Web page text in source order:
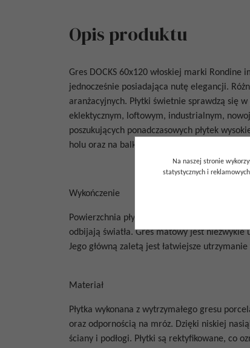
Opis produktu
Gres DOCKS 60x120 włoskiej marki Rondine
jednocześnie posiadająca nutę elegancji.
aranżacyjnych. Płytki świetnie sprawdzą się
eklektycznym, loftowym, industrialnym,
poszukujących ponadczasowych płytek
holu oraz na balkon, taras i elewacje budynków.
Wykończenie
Powierzchnia płytki jest gładka, matowa.
odbijają światła.Gres matowy jest niezwykle
Jego główną zaletą jest łatwiejsze
Materiał
Płytka wykonana z wytrzymałego gresu
oraz odpornością na mróz. Dzięki niskiej
ściany i podłogi. Płytki są rektyfikowane, co
Na naszej stronie
statystycznych i